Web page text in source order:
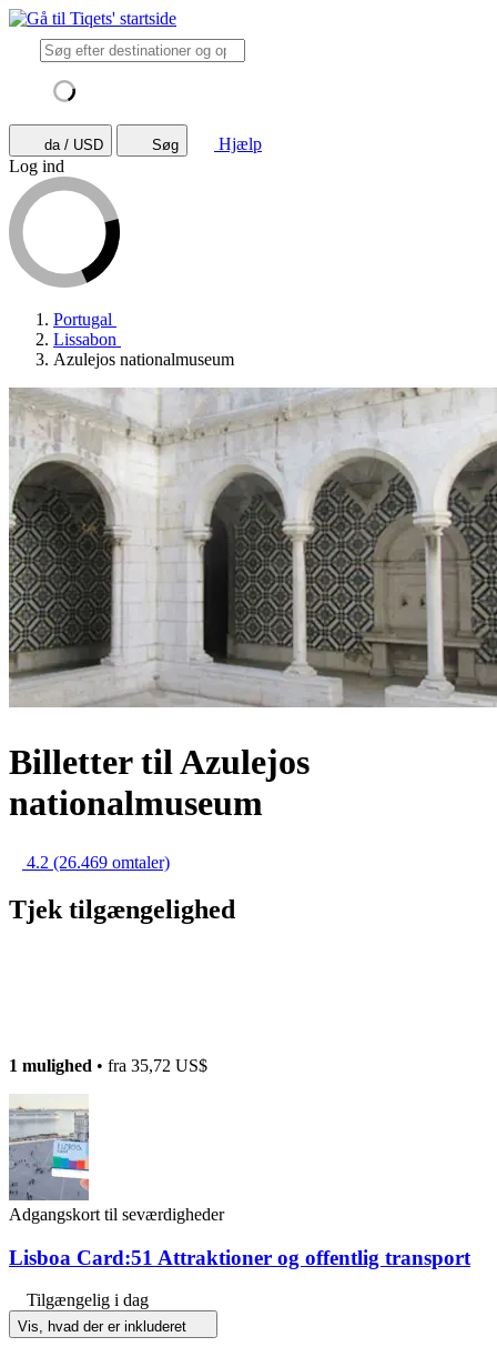
da / USD Søg
Hjælp
Log ind
Portugal
Lissabon
Azulejos nationalmuseum
Billetter til Azulejos
nationalmuseum
4.2 (26.469 omtaler)
Tjek tilgængelighed
1 mulighed • fra 35,72 US$
Adgangskort til seværdigheder
Lisboa Card:51 Attraktioner og offentlig transport
Tilgængelig i dag
Vis, hvad der er inkluderet